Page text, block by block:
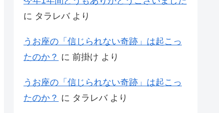
に タラレバより
うお座の「信じられない奇跡」は起こっ
たのか？ に 前掛け より
うお座の「信じられない奇跡」は起こっ
たのか？ に タラレバより